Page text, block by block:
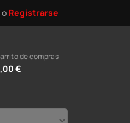
o Registrarse
de compras
€